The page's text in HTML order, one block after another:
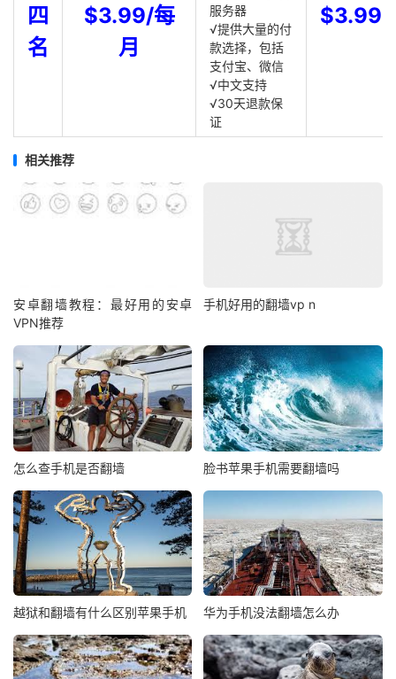
四
名
$3.99/每
月
服务器
√提供大量的付
款选择，包括
支付宝、微信
√中文支持
√30天退款保
证
$3.99
相关推荐
安卓翻墙教程：最好用的安卓
VPN推荐
手机好用的翻墙vp n
怎么查手机是否翻墙 脸书苹果手机需要翻墙吗
越狱和翻墙有什么区别苹果手机 华为手机没法翻墙怎么办